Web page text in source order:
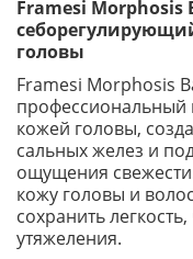
Framesi Morphosis
головы
Framesi Morphosis
профессиональный
кожей головы,
сальных желез и
ощущения
кожу головы и
сохранить
утяжеления.